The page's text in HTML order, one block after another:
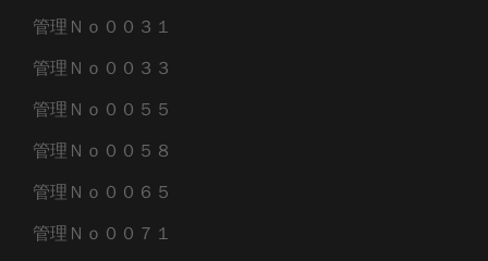
管理Ｎｏ００３１
管理Ｎｏ００３３
管理Ｎｏ００５５
管理Ｎｏ００５８
管理Ｎｏ００６５
管理Ｎｏ００７１